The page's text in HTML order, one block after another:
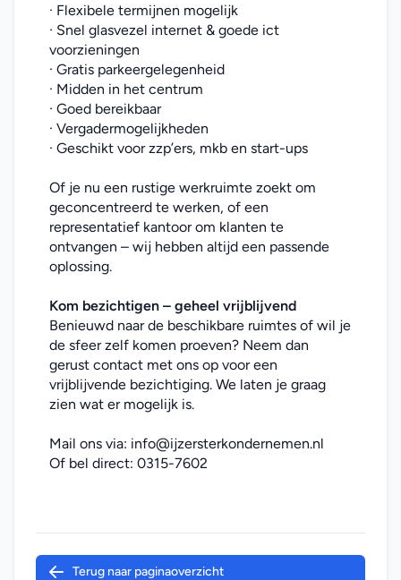
· Flexibele termijnen mogelijk
· Snel glasvezel internet & goede ict
voorzieningen
· Gratis parkeergelegenheid
· Midden in het centrum
· Goed bereikbaar
· Vergadermogelijkheden
· Geschikt voor zzp’ers, mkb en start-ups
Of je nu een rustige werkruimte zoekt om
geconcentreerd te werken, of een
representatief kantoor om klanten te
ontvangen – wij hebben altijd een passende
oplossing.
Kom bezichtigen – geheel vrijblijvend
Benieuwd naar de beschikbare ruimtes of wil je
de sfeer zelf komen proeven? Neem dan
gerust contact met ons op voor een
vrijblijvende bezichtiging. We laten je graag
zien wat er mogelijk is.
Mail ons via: info@ijzersterkondernemen.nl
Of bel direct: 0315-7602
Terug naar paginaoverzicht